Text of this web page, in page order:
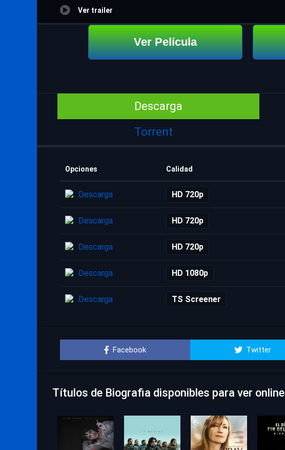
Ver trailer
Ver Película
Descarga
Torrent
Opciones Calidad
Descarga HD 720p
Descarga HD 720p
Descarga HD 720p
Descarga HD 1080p
Descarga TS Screener
Facebook Twitter
Títulos de Biografia disponibles para ver online